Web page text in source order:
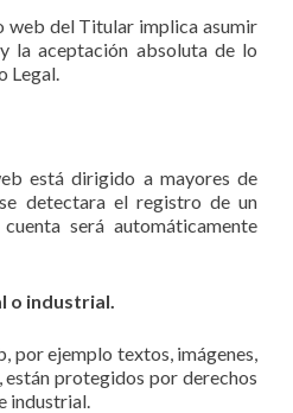
web del Titular implica asumir
la aceptación absoluta de lo
Legal.
está dirigido a mayores de
detectara el registro de un
será automáticamente
o industrial.
por ejemplo textos, imágenes,
protegidos por derechos
industrial.